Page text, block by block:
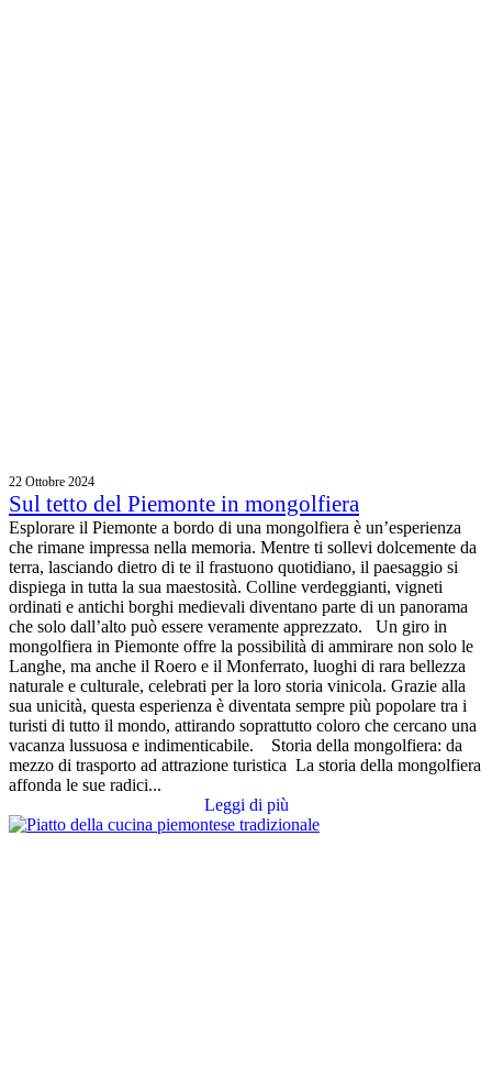
22 Ottobre 2024
Sul tetto del Piemonte in mongolfiera
Esplorare il Piemonte a bordo di una mongolfiera è un’esperienza
che rimane impressa nella memoria. Mentre ti sollevi dolcemente da
terra, lasciando dietro di te il frastuono quotidiano, il paesaggio si
dispiega in tutta la sua maestosità. Colline verdeggianti, vigneti
ordinati e antichi borghi medievali diventano parte di un panorama
che solo dall’alto può essere veramente apprezzato. Un giro in
mongolfiera in Piemonte offre la possibilità di ammirare non solo le
Langhe, ma anche il Roero e il Monferrato, luoghi di rara bellezza
naturale e culturale, celebrati per la loro storia vinicola. Grazie alla
sua unicità, questa esperienza è diventata sempre più popolare tra i
turisti di tutto il mondo, attirando soprattutto coloro che cercano una
vacanza lussuosa e indimenticabile. Storia della mongolfiera: da
mezzo di trasporto ad attrazione turistica La storia della mongolfiera
affonda le sue radici...
Leggi di più